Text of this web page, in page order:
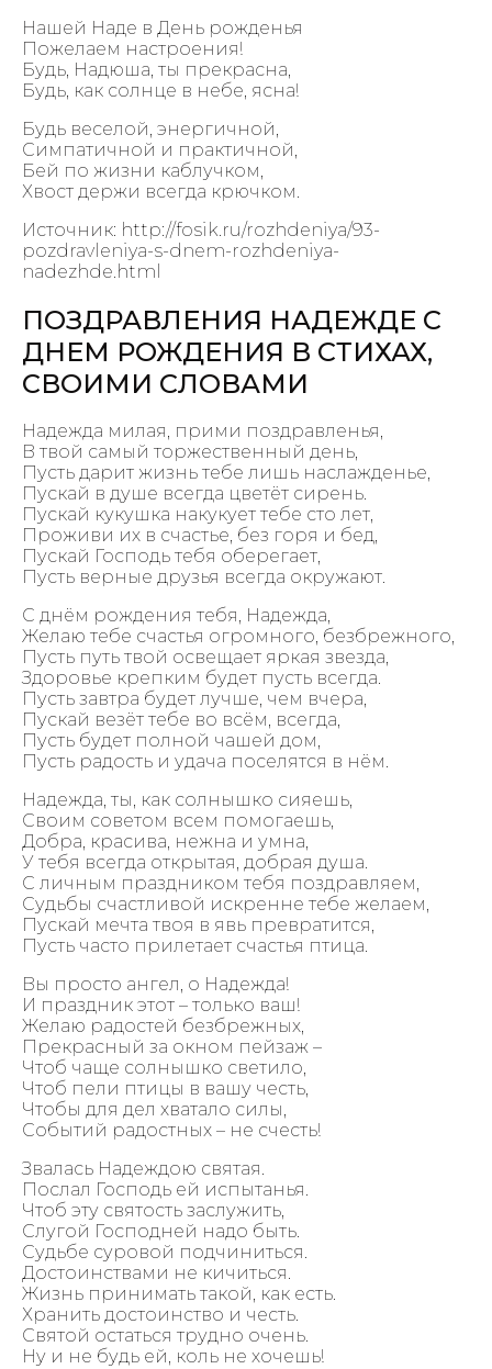
Нашей Наде в День рожденья
Пожелаем настроения!
Будь, Надюша, ты прекрасна,
Будь, как солнце в небе, ясна!
Будь веселой, энергичной,
Симпатичной и практичной,
Бей по жизни каблучком,
Хвост держи всегда крючком.
Источник: http://fosik.ru/rozhdeniya/93-
pozdravleniya-s-dnem-rozhdeniya-
nadezhde.html
ПОЗДРАВЛЕНИЯ НАДЕЖДЕ С
ДНЕМ РОЖДЕНИЯ В СТИХАХ,
СВОИМИ СЛОВАМИ
Надежда милая, прими поздравленья,
В твой самый торжественный день,
Пусть дарит жизнь тебе лишь наслажденье,
Пускай в душе всегда цветёт сирень.
Пускай кукушка накукует тебе сто лет,
Проживи их в счастье, без горя и бед,
Пускай Господь тебя оберегает,
Пусть верные друзья всегда окружают.
С днём рождения тебя, Надежда,
Желаю тебе счастья огромного, безбрежного,
Пусть путь твой освещает яркая звезда,
Здоровье крепким будет пусть всегда.
Пусть завтра будет лучше, чем вчера,
Пускай везёт тебе во всём, всегда,
Пусть будет полной чашей дом,
Пусть радость и удача поселятся в нём.
Надежда, ты, как солнышко сияешь,
Своим советом всем помогаешь,
Добра, красива, нежна и умна,
У тебя всегда открытая, добрая душа.
С личным праздником тебя поздравляем,
Судьбы счастливой искренне тебе желаем,
Пускай мечта твоя в явь превратится,
Пусть часто прилетает счастья птица.
Вы просто ангел, о Надежда!
И праздник этот – только ваш!
Желаю радостей безбрежных,
Прекрасный за окном пейзаж –
Чтоб чаще солнышко светило,
Чтоб пели птицы в вашу честь,
Чтобы для дел хватало силы,
Событий радостных – не счесть!
Звалась Надеждою святая.
Послал Господь ей испытанья.
Чтоб эту святость заслужить,
Слугой Господней надо быть.
Судьбе суровой подчиниться.
Достоинствами не кичиться.
Жизнь принимать такой, как есть.
Хранить достоинство и честь.
Святой остаться трудно очень.
Ну и не будь ей, коль не хочешь!